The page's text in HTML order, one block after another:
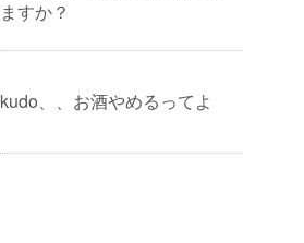
ますか？
kudo、、お酒やめるってよ